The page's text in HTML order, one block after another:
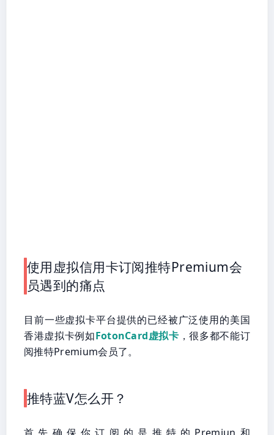
使用虚拟信用卡订阅推特Premium会
员遇到的痛点
目前一些虚拟卡平台提供的已经被广泛使用的美国
香港虚拟卡例如FotonCard虚拟卡 ，很多都不能订
阅推特Premium会员了。
推特蓝V怎么开？
首先确保你订阅的是推特的Premiun和